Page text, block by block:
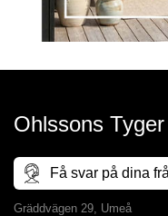
Ohlssons
Få svar på dina
Gräddvägen 29, Umeå